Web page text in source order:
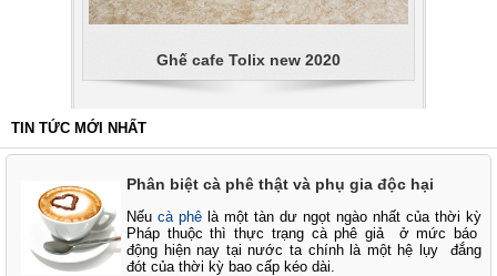
Ghế cafe Tolix new 2020
TIN TỨC MỚI NHẤT
Phân biệt cà phê thật và phụ gia độc hại
Nếu cà phê là một tàn dư ngọt ngào nhất của thời kỳ
Pháp thuộc thì thực trạng cà phê giả ở mức báo
động hiện nay tại nước ta chính là một hệ lụy đắng
đót của thời kỳ bao cấp kéo dài.